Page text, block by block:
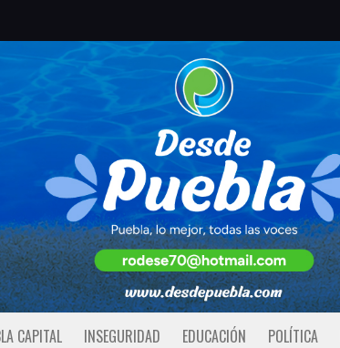
CAPITAL INSEGURIDAD EDUCACIÓN POLÍTICA